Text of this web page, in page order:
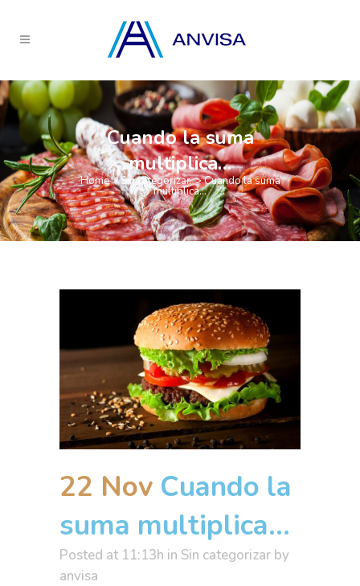
Cuando la suma
multiplica…
Home>Sin categorizar>Cuando la suma
multiplica…
22 Nov Cuando la
suma multiplica…
Posted at 11:13h in Sin categorizar by
anvisa